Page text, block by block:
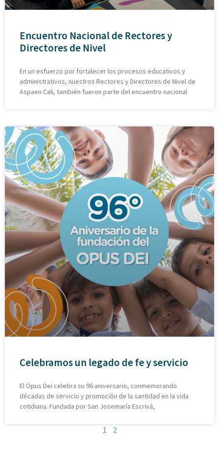
Encuentro Nacional de Rectores y
Directores de Nivel
En un esfuerzo por fortalecer los procesos educativos y
administrativos, nuestros Rectores y Directores de Nivel de
Aspaen Cali, también fueron parte del encuentro nacional
Celebramos un legado de fe y servicio
El Opus Dei celebra su 96 aniversario, conmemorando
décadas de servicio y promoción de la santidad en la vida
cotidiana. Fundada por San Josemaría Escrivá,
1 2